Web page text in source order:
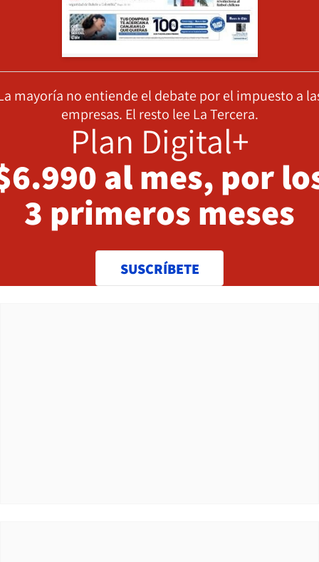
mayoría no entiende el debate por el impuesto a
empresas. El resto lee La Tercera.
Plan Digital+
al mes, por
3 primeros meses
SUSCRÍBETE